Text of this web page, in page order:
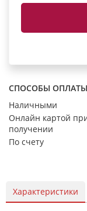
СПОСОБЫ ОПЛАТЫ
Наличными
Онлайн картой
получении
По счету
Характеристики